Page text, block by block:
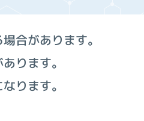
合があります。
ります。
ります。